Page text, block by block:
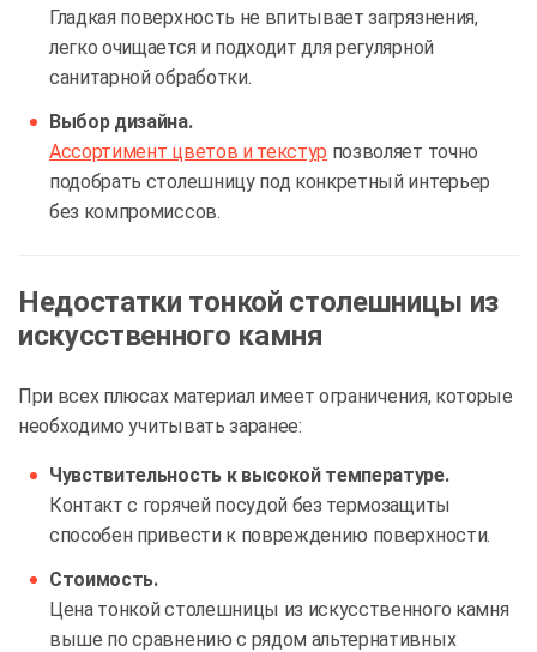
Гладкая поверхность не впитывает загрязнения,
легко очищается и подходит для регулярной
санитарной обработки.
Выбор дизайна.
Ассортимент цветов и текстур позволяет точно
подобрать столешницу под конкретный интерьер
без компромиссов.
Недостатки тонкой столешницы из
искусственного камня
При всех плюсах материал имеет ограничения, которые
необходимо учитывать заранее:
Чувствительность к высокой температуре.
Контакт с горячей посудой без термозащиты
способен привести к повреждению поверхности.
Стоимость.
Цена тонкой столешницы из искусственного камня
выше по сравнению с рядом альтернативных